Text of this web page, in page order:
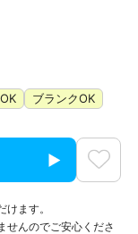
ブランクOK
ます。
せんのでご安心くださ